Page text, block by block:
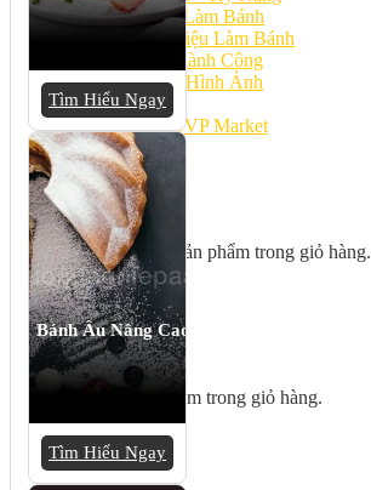
Dụng Cụ Làm Bánh
Nguyên Liệu Làm Bánh
Gương Thành Công
Thư Viện Hình Ảnh
Hỏi Đáp
Siêu thị ĐVP Market
Việc Làm
Chưa có sản phẩm trong giỏ hàng.
Giỏ hàng
Chưa có sản phẩm trong giỏ hàng.
Tìm Hiểu Ngay
Bánh Âu Nâng Cao
Tìm Hiểu Ngay